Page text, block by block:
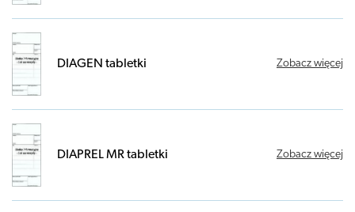
DIAGEN tabletki Zobacz więcej
DIAPREL MR tabletki Zobacz więcej